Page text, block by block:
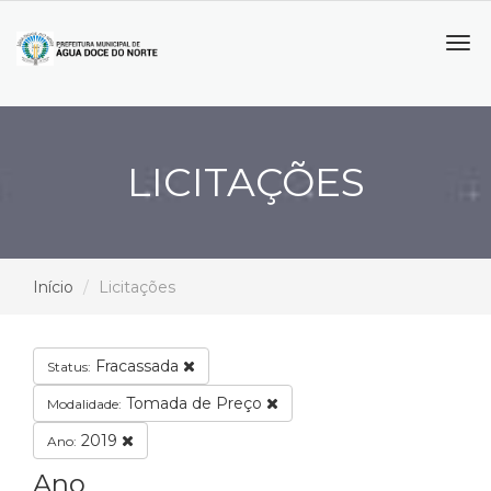
LICITAÇÕES
Início Licitações
Status: Fracassada
Modalidade: Tomada de Preço
Ano: 2019
Ano